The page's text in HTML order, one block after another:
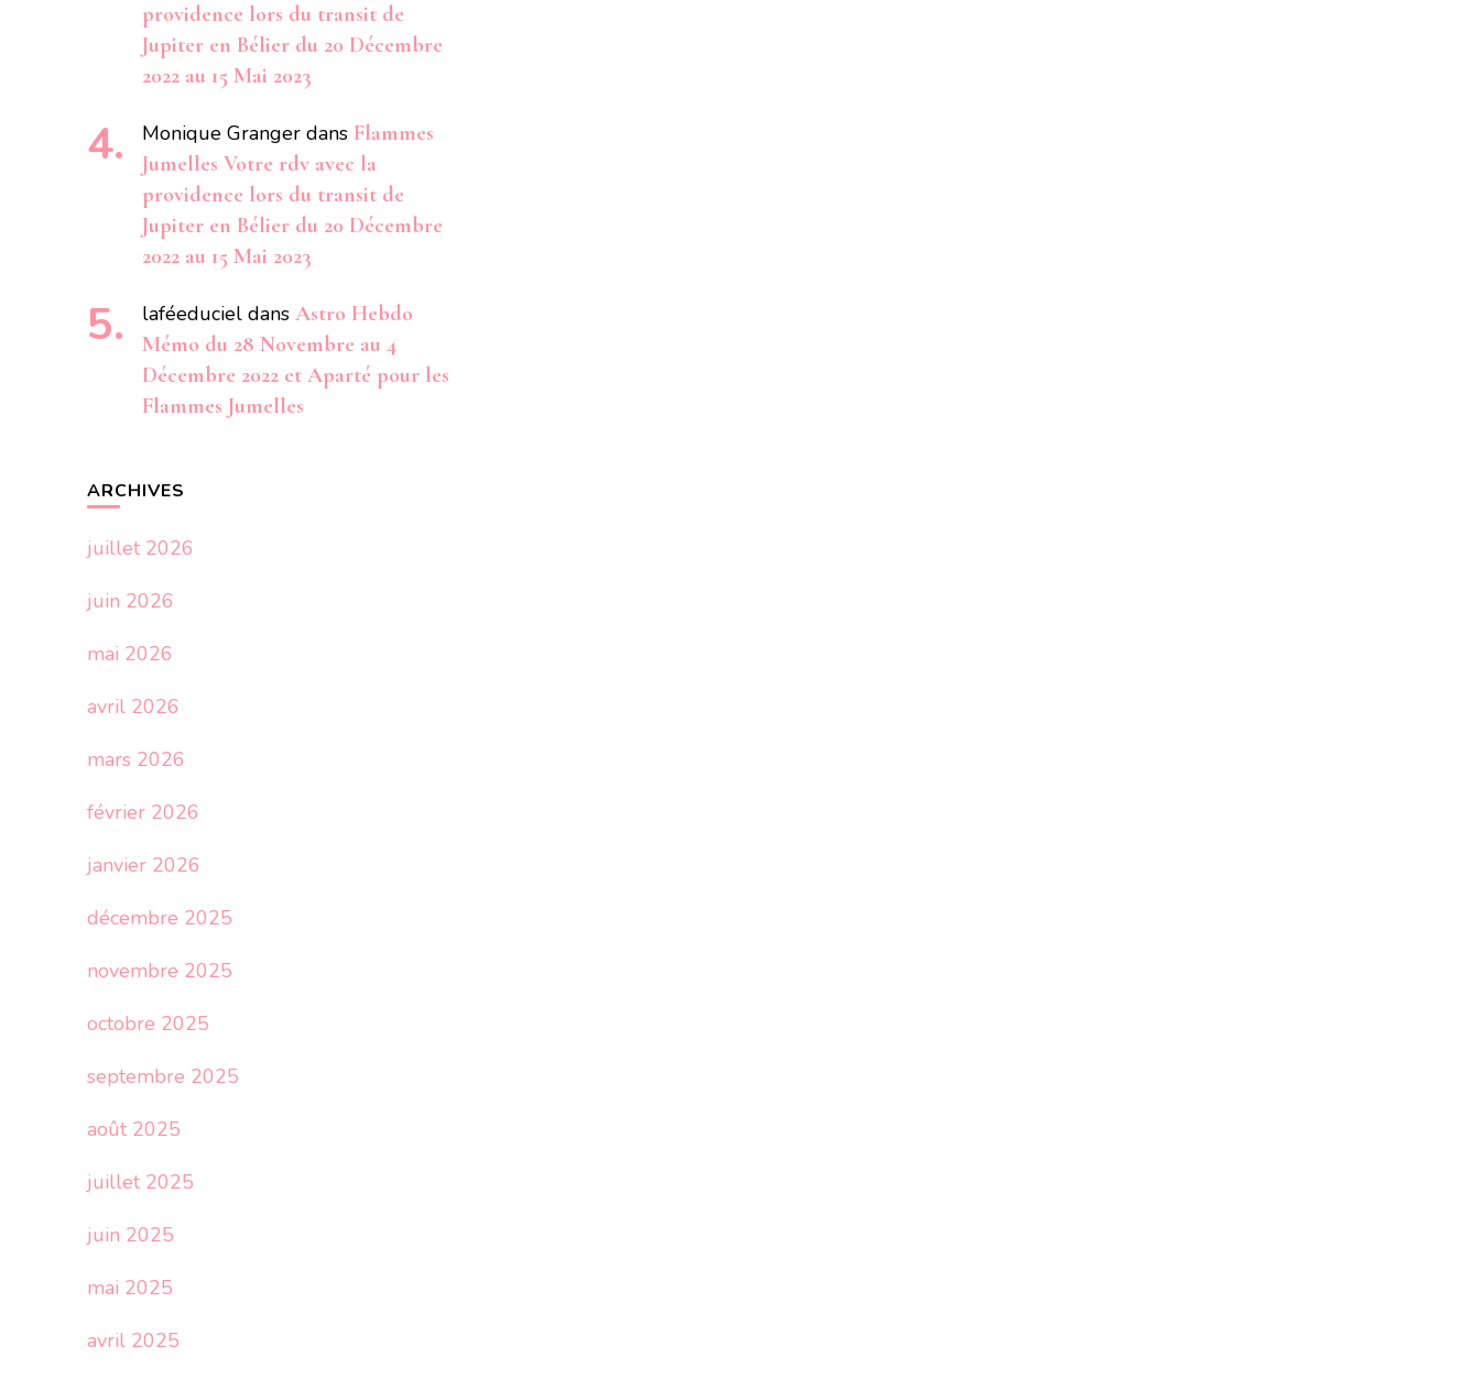
providence lors du transit de
Jupiter en Bélier du 20 Décembre
2022 au 15 Mai 2023
Monique Granger dans Flammes
Jumelles Votre rdv avec la
providence lors du transit de
Jupiter en Bélier du 20 Décembre
2022 au 15 Mai 2023
laféeduciel dans Astro Hebdo
Mémo du 28 Novembre au 4
Décembre 2022 et Aparté pour les
Flammes Jumelles
ARCHIVES
juillet 2026
juin 2026
mai 2026
avril 2026
mars 2026
février 2026
janvier 2026
décembre 2025
novembre 2025
octobre 2025
septembre 2025
août 2025
juillet 2025
juin 2025
mai 2025
avril 2025